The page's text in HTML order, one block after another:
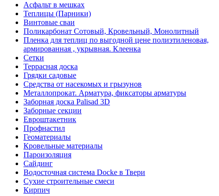
Асфальт в мешках
Теплицы (Парники)
Винтовые сваи
Поликарбонат Сотовый, Кровельный, Монолитный
Пленка для теплиц по выгодной цене полиэтиленовая,
армированная , укрывная. Клеенка
Сетки
Террасная доска
Грядки садовые
Средства от насекомых и грызунов
Металлопрокат. Арматура, фиксаторы арматуры
Заборная доска Palisad 3D
Заборные секции
Евроштакетник
Профнастил
Геоматериалы
Кровельные материалы
Пароизоляция
Сайдинг
Водосточная система Docke в Твери
Сухие строительные смеси
Кирпич